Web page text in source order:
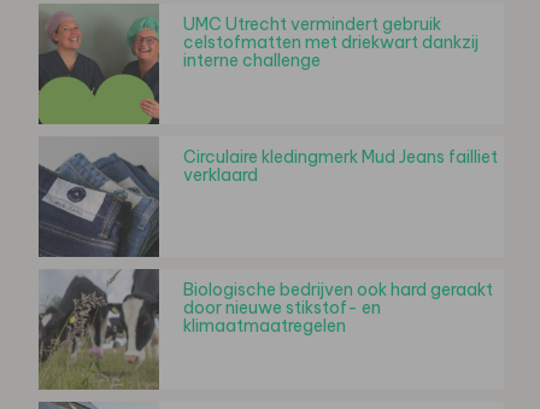
UMC Utrecht vermindert gebruik
celstofmatten met driekwart dankzij
interne challenge
Circulaire kledingmerk Mud Jeans failliet
verklaard
Biologische bedrijven ook hard geraakt
door nieuwe stikstof- en
klimaatmaatregelen